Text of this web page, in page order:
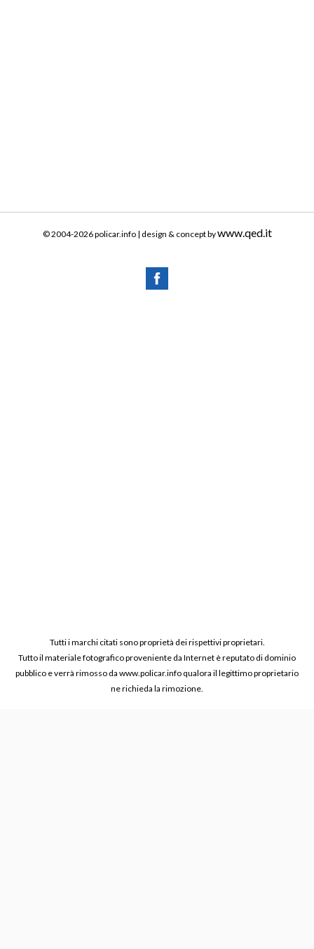
© 2004-2026 policar.info | design & concept bywww.qed.it
Tutti i marchi citati sono proprietà dei rispettivi proprietari.
Tutto il materiale fotografico proveniente da Internet è reputato di dominio
pubblico e verrà rimosso da www.policar.info qualora il legittimo proprietario
ne richieda la rimozione.